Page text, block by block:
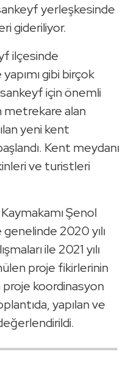
yerleşkesinde
gideriliyor.
ilçesinde
gibi birçok
için önemli
metrekare alan
yeni kent
Kent meydanı
ve turistleri
Şenol
2020 yılı
ile 2021 yılı
proje fikirlerinin
koordinasyon
yapılan ve